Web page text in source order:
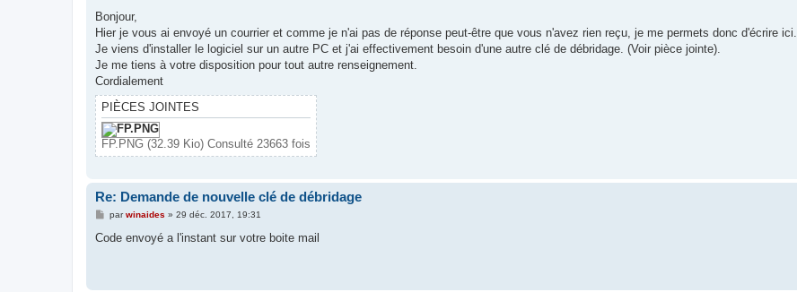
s
a
g
Bonjour,
Hier je vous ai envoyé un courrier et comme je n'ai pas de réponse peut-être que vous n'avez rien reçu, je me permets donc d'écrire ici.
Je viens d'installer le logiciel sur un autre PC et j'ai effectivement besoin d'une autre clé de débridage. (Voir pièce jointe).
Je me tiens à votre disposition pour tout autre renseignement.
Cordialement
PIÈCES JOINTES
FP.PNG (32.39 Kio) Consulté 23663 fois
Re: Demande de nouvelle clé de débridage
M
s
parwinaides » 29 déc. 2017, 19:31
Code envoyé a l'instant sur votre boite mail